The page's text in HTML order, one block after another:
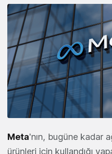
Meta'nın, bugüne kadar
ürünleri için kullandığı